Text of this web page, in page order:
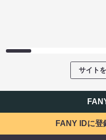
サイト
FANY IDに登